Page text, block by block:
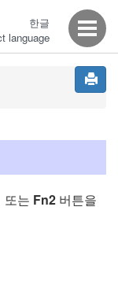
한글
language
또는 Fn2 버튼을